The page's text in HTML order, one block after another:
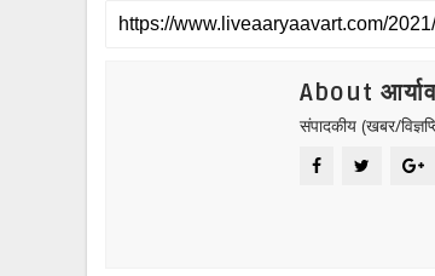
About
संपादकीय (खबर/